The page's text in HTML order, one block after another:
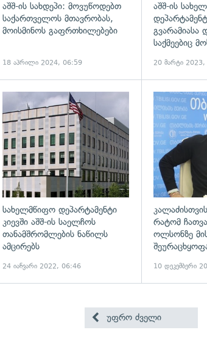
აშშ-ის სახდეპი: მოვუწოდებთ
საქართველოს მთავრობას,
მოისმინოს გაფრთხილებები
18 აპრილი 2024, 06:59
აშშ-ის
გვარამიასა
საქმეებიც
20 მარტი
გადახედვა გადახედვა
სახელმწიფო დეპარტამენტი
კიევში აშშ-ის საელჩოს
თანამშრომლების ნაწილს
ამცირებს
24 იანვარი 2022, 06:46
რატომ
ოლსონზე
10 დეკემბერი
უფრო ძველი